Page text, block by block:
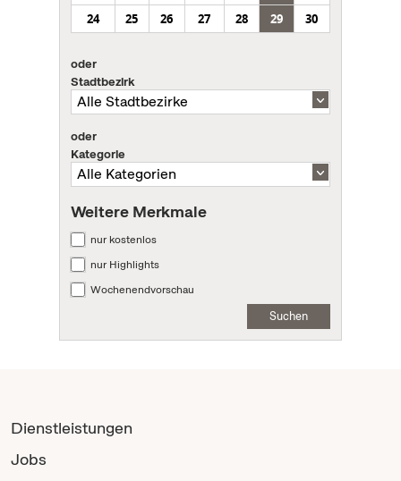
24
25 26 27 28 29 30
oder
Stadtbezirk
oder
Kategorie
Weitere Merkmale
nur kostenlos
nur Highlights
Wochenendvorschau
Suchen
Dienstleistungen
Jobs